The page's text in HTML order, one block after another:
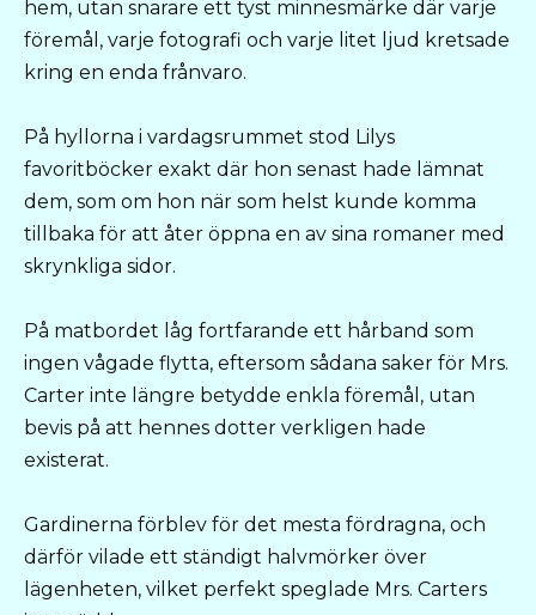
hem, utan snarare ett tyst minnesmärke där varje
föremål, varje fotografi och varje litet ljud kretsade
kring en enda frånvaro.
På hyllorna i vardagsrummet stod Lilys
favoritböcker exakt där hon senast hade lämnat
dem, som om hon när som helst kunde komma
tillbaka för att åter öppna en av sina romaner med
skrynkliga sidor.
På matbordet låg fortfarande ett hårband som
ingen vågade flytta, eftersom sådana saker för Mrs.
Carter inte längre betydde enkla föremål, utan
bevis på att hennes dotter verkligen hade
existerat.
Gardinerna förblev för det mesta fördragna, och
därför vilade ett ständigt halvmörker över
lägenheten, vilket perfekt speglade Mrs. Carters